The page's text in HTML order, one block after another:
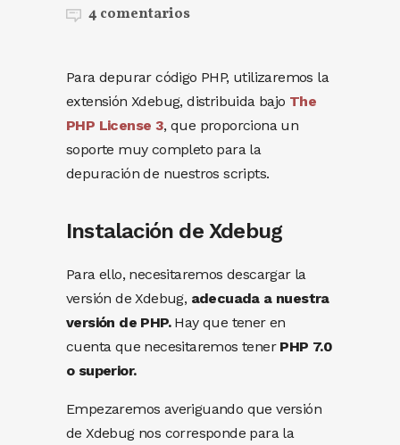
4 comentarios
Para depurar código PHP, utilizaremos la
extensión Xdebug, distribuida bajo The
PHP License 3, que proporciona un
soporte muy completo para la
depuración de nuestros scripts.
Instalación de Xdebug
Para ello, necesitaremos descargar la
versión de Xdebug, adecuada a nuestra
versión de PHP. Hay que tener en
cuenta que necesitaremos tener PHP 7.0
o superior.
Empezaremos averiguando que versión
de Xdebug nos corresponde para la